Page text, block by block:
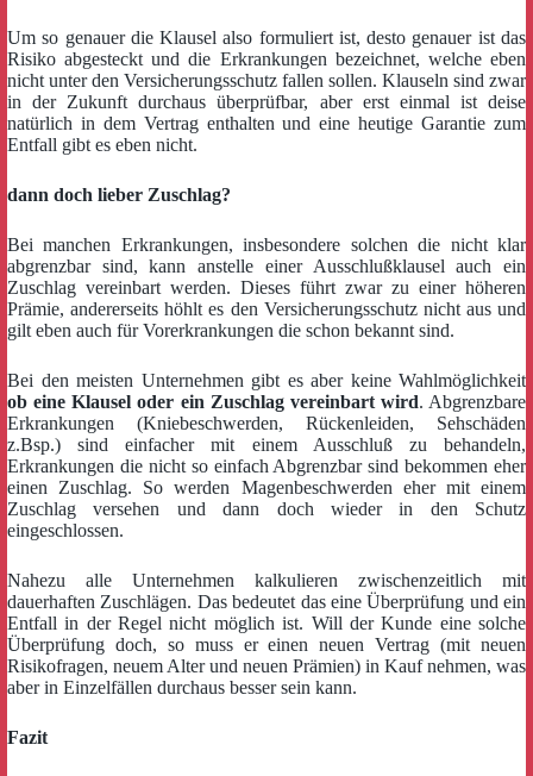
Um so genauer die Klausel also formuliert ist, desto genauer ist das
Risiko abgesteckt und die Erkrankungen bezeichnet, welche eben
nicht unter den Versicherungsschutz fallen sollen. Klauseln sind zwar
in der Zukunft durchaus überprüfbar, aber erst einmal ist deise
natürlich in dem Vertrag enthalten und eine heutige Garantie zum
Entfall gibt es eben nicht.
dann doch lieber Zuschlag?
Bei manchen Erkrankungen, insbesondere solchen die nicht klar
abgrenzbar sind, kann anstelle einer Ausschlußklausel auch ein
Zuschlag vereinbart werden. Dieses führt zwar zu einer höheren
Prämie, andererseits höhlt es den Versicherungsschutz nicht aus und
gilt eben auch für Vorerkrankungen die schon bekannt sind.
Bei den meisten Unternehmen gibt es aber keine Wahlmöglichkeit
ob eine Klausel oder ein Zuschlag vereinbart wird. Abgrenzbare
Erkrankungen (Kniebeschwerden, Rückenleiden, Sehschäden
z.Bsp.) sind einfacher mit einem Ausschluß zu behandeln,
Erkrankungen die nicht so einfach Abgrenzbar sind bekommen eher
einen Zuschlag. So werden Magenbeschwerden eher mit einem
Zuschlag versehen und dann doch wieder in den Schutz
eingeschlossen.
Nahezu alle Unternehmen kalkulieren zwischenzeitlich mit
dauerhaften Zuschlägen. Das bedeutet das eine Überprüfung und ein
Entfall in der Regel nicht möglich ist. Will der Kunde eine solche
Überprüfung doch, so muss er einen neuen Vertrag (mit neuen
Risikofragen, neuem Alter und neuen Prämien) in Kauf nehmen, was
aber in Einzelfällen durchaus besser sein kann.
Fazit